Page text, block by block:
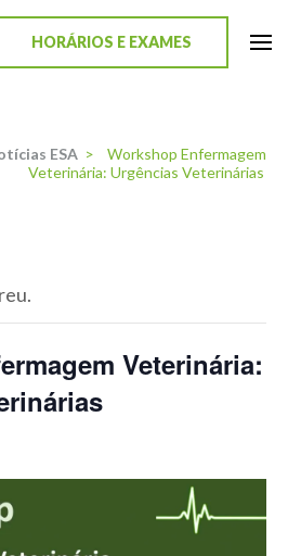
HORÁRIOS E EXAMES
ESA >
Workshop Enfermagem
Veterinária: Urgências Veterinárias
Veterinária: